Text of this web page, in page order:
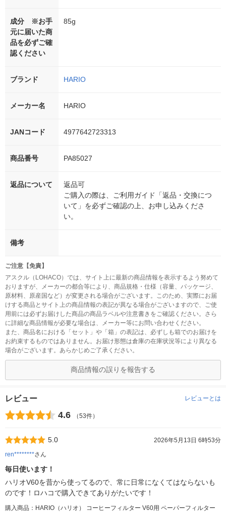
成分 ※お手
元に届いた商
品を必ずご確
認ください
85g
ブランド HARIO
メーカー名 HARIO
JANコード 4977642723313
商品番号 PA85027
返品について
返品可
ご購入の際は、ご利用ガイド「返品・交換につ
いて」を必ずご確認の上、お申し込みくださ
い。
備考
ご注意【免責】
アスクル（LOHACO）では、サイト上に最新の商品情報を表示するよう努めて
おりますが、メーカーの都合等により、商品規格・仕様（容量、パッケージ、
原材料、原産国など）が変更される場合がございます。このため、実際にお届
けする商品とサイト上の商品情報の表記が異なる場合がございますので、ご使
用前には必ずお届けした商品の商品ラベルや注意書きをご確認ください。さら
に詳細な商品情報が必要な場合は、メーカー等にお問い合わせください。
また、商品名における「セット」や「箱」の表記は、必ずしも箱でのお届けを
お約束するものではありません。お届け形態は倉庫の在庫状況等により異なる
場合がございます。あらかじめご了承ください。
商品情報の誤りを報告する
レビュー レビューとは
4.6 （53件）
5.0
2026年5月13日 6時53分
ren********さん
毎日使います！
ハリオV60を昔から使ってるので、常に日常になくてはならないも
のです！ロハコで購入できてありがたいです！
購入商品：HARIO（ハリオ） コーヒーフィルター V60用 ペーパーフィルター